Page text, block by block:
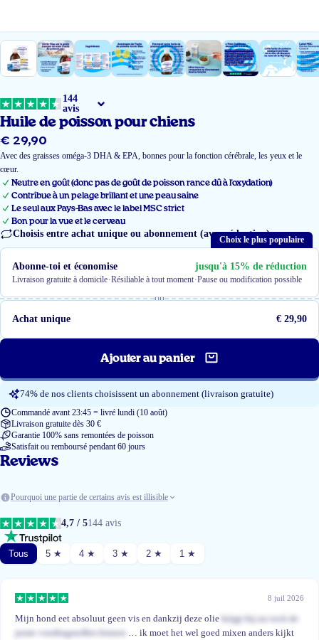
144
avis
Huile de poisson pour chiens
Prix
régulier
€ 29,90
Avec des graisses oméga-3 DHA & EPA, bonnes pour la fonction cérébrale, les yeux et le
cœur.
Neutre en goût (donc pas de goût de poisson rance dû à l'oxydation)
Contribue à un pelage brillant et une peau saine
Le seul aux Pays-Bas avec le label MSC strict
Bon pour la vue et le cerveau
Choisis entre achat unique ou abonnement (avec réduction)
Choix le plus populaire
Abonne-toi et économise jusqu'à 15% de réduction
Livraison gratuite à domicile·Résiliable à tout moment·Pause ou modification possible
ou
Achat unique
€ 29,90
Ajouter au panier
74% de nos clients choisissent un abonnement (livraison gratuite)
Commandé avant 23:45 = livré lundi (10 août)
Livraison gratuite dès 30 €
Garantie 100% sans remontées de poisson
Satisfait ou remboursé pendant 60 jours
Reviews
Pourquoi une partie de certains avis est illisible
4,7 / 5144 avis
Tous 5 ★ 4 ★ 3 ★ 2 ★ 1 ★
8 juil 2026
Mijn hond eet absoluut geen vis en dankzij deze olie krijgt hij nu toch de
juiste voedingstoffen binnen … ik moet het wel goed mixen anders kijkt